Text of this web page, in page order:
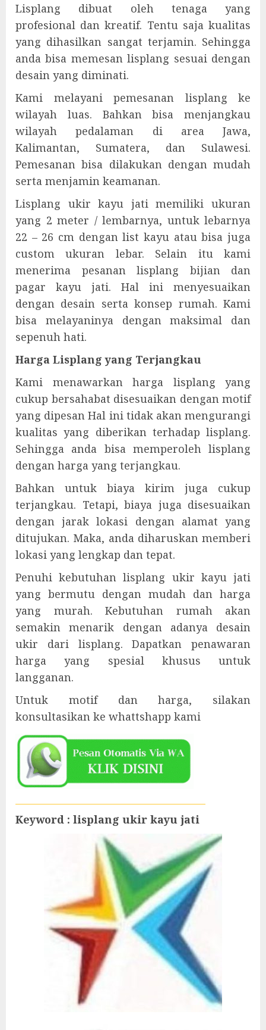
Lisplang dibuat oleh tenaga yang
profesional dan kreatif. Tentu saja kualitas
yang dihasilkan sangat terjamin. Sehingga
anda bisa memesan lisplang sesuai dengan
desain yang diminati.
Kami melayani pemesanan lisplang ke
wilayah luas. Bahkan bisa menjangkau
wilayah pedalaman di area Jawa,
Kalimantan, Sumatera, dan Sulawesi.
Pemesanan bisa dilakukan dengan mudah
serta menjamin keamanan.
Lisplang ukir kayu jati memiliki ukuran
yang 2 meter / lembarnya, untuk lebarnya
22 – 26 cm dengan list kayu atau bisa juga
custom ukuran lebar. Selain itu kami
menerima pesanan lisplang bijian dan
pagar kayu jati. Hal ini menyesuaikan
dengan desain serta konsep rumah. Kami
bisa melayaninya dengan maksimal dan
sepenuh hati.
Harga Lisplang yang Terjangkau
Kami menawarkan harga lisplang yang
cukup bersahabat disesuaikan dengan motif
yang dipesan Hal ini tidak akan mengurangi
kualitas yang diberikan terhadap lisplang.
Sehingga anda bisa memperoleh lisplang
dengan harga yang terjangkau.
Bahkan untuk biaya kirim juga cukup
terjangkau. Tetapi, biaya juga disesuaikan
dengan jarak lokasi dengan alamat yang
ditujukan. Maka, anda diharuskan memberi
lokasi yang lengkap dan tepat.
Penuhi kebutuhan lisplang ukir kayu jati
yang bermutu dengan mudah dan harga
yang murah. Kebutuhan rumah akan
semakin menarik dengan adanya desain
ukir dari lisplang. Dapatkan penawaran
harga yang spesial khusus untuk
langganan.
Untuk motif dan harga, silakan
konsultasikan ke whattshapp kami
Keyword : lisplang ukir kayu jati